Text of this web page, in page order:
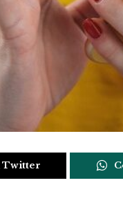
Twitter